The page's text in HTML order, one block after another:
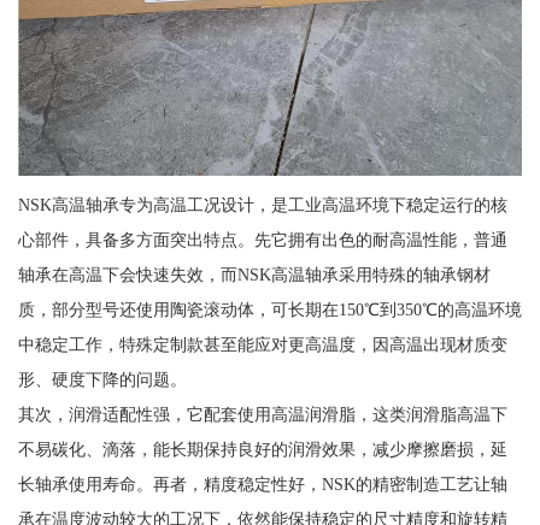
NSK高温轴承专为高温工况设计，是工业高温环境下稳定运行的核
心部件，具备多方面突出特点。先它拥有出色的耐高温性能，普通
轴承在高温下会快速失效，而NSK高温轴承采用特殊的轴承钢材
质，部分型号还使用陶瓷滚动体，可长期在150℃到350℃的高温环境
中稳定工作，特殊定制款甚至能应对更高温度，因高温出现材质变
形、硬度下降的问题。
其次，润滑适配性强，它配套使用高温润滑脂，这类润滑脂高温下
不易碳化、滴落，能长期保持良好的润滑效果，减少摩擦磨损，延
长轴承使用寿命。再者，精度稳定性好，NSK的精密制造工艺让轴
承在温度波动较大的工况下，依然能保持稳定的尺寸精度和旋转精